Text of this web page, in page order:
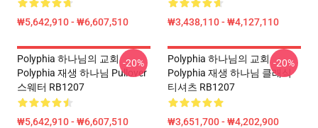
₩5,642,910 - ₩6,607,510 ₩3,438,110 - ₩4,127,110
Polyphia 하나님의 교회
Polyphia 재생 하나님 Pullover
스웨터 RB1207
₩5,642,910 - ₩6,607,510
-20%
Polyphia 하나님의 교회
Polyphia 재생 하나님 클래식
티셔츠 RB1207
₩3,651,700 - ₩4,202,900
-20%